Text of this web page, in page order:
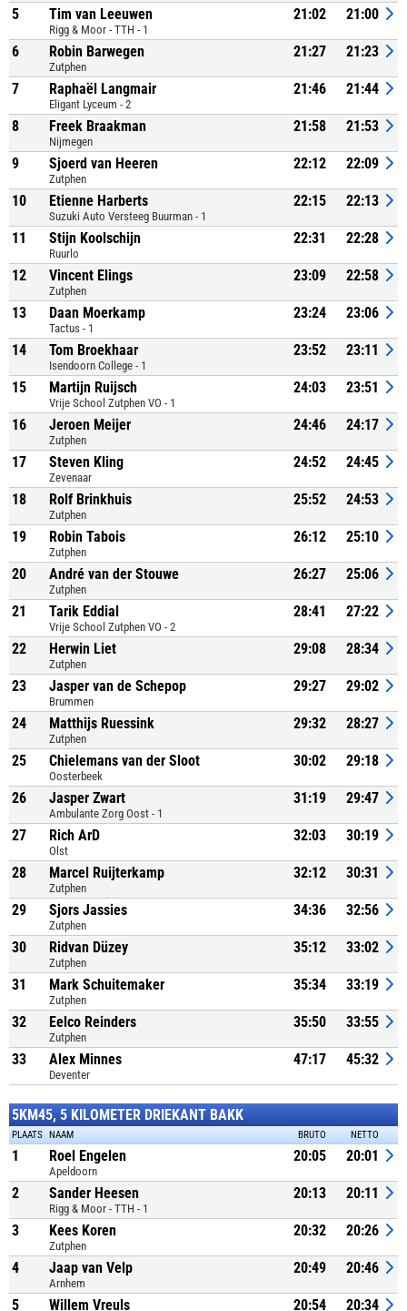
5 Tim van Leeuwen
Rigg & Moor - TTH - 1
21:02 21:00
6 Robin Barwegen
Zutphen
21:27 21:23
7 Raphaël Langmair
Eligant Lyceum - 2
21:46 21:44
8 Freek Braakman
Nijmegen
21:58 21:53
9 Sjoerd van Heeren
Zutphen
22:12 22:09
10 Etienne Harberts
Suzuki Auto Versteeg Buurman - 1
22:15 22:13
11 Stijn Koolschijn
Ruurlo
22:31 22:28
12 Vincent Elings
Zutphen
23:09 22:58
13 Daan Moerkamp
Tactus - 1
23:24 23:06
14 Tom Broekhaar
Isendoorn College - 1
23:52 23:11
15 Martijn Ruijsch
Vrije School Zutphen VO - 1
24:03 23:51
16 Jeroen Meijer
Zutphen
24:46 24:17
17 Steven Kling
Zevenaar
24:52 24:45
18 Rolf Brinkhuis
Zutphen
25:52 24:53
19 Robin Tabois
Zutphen
26:12 25:10
20 André van der Stouwe
Zutphen
26:27 25:06
21 Tarik Eddial
Vrije School Zutphen VO - 2
28:41 27:22
22 Herwin Liet
Zutphen
29:08 28:34
23 Jasper van de Schepop
Brummen
29:27 29:02
24 Matthijs Ruessink
Zutphen
29:32 28:27
25 Chielemans van der Sloot
Oosterbeek
30:02 29:18
26 Jasper Zwart
Ambulante Zorg Oost - 1
31:19 29:47
27 Rich ArD
Olst
32:03 30:19
28 Marcel Ruijterkamp
Zutphen
32:12 30:31
29 Sjors Jassies
Zutphen
34:36 32:56
30 Ridvan Düzey
Zutphen
35:12 33:02
31 Mark Schuitemaker
Zutphen
35:34 33:19
32 Eelco Reinders
Zutphen
35:50 33:55
33 Alex Minnes
Deventer
47:17 45:32
5KM45, 5 KILOMETER DRIEKANT BAKK
PLAATS NAAM BRUTO NETTO
1 Roel Engelen
Apeldoorn
20:05 20:01
2 Sander Heesen
Rigg & Moor - TTH - 1
20:13 20:11
3 Kees Koren
Zutphen
20:32 20:26
4 Jaap van Velp
Arnhem
20:49 20:46
5 Willem Vreuls 20:54 20:34